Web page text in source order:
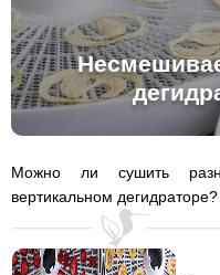
Можно ли сушить
вертикальном